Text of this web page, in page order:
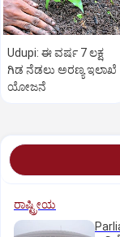
Udupi: ಈ ವರ್ಷ 7 ಲಕ್ಷ
ಗಿಡ ನೆಡಲು ಅರಣ್ಯ ಇಲಾಖೆ
ಯೋಜನೆ
ರಾಷ್ಟ್ರೀಯ